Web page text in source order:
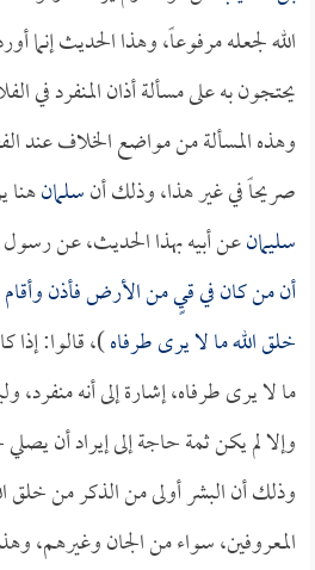
الله لجعله مرفوعاً، وهذا الحديث إنما
يحتجون به على مسألة أذان المنفرد في
وهذه المسألة من مواضع الخلاف عند
صريحاً في غير هذا، وذلك أنسلمانهنا
سليمانعن أبيه بهذا الحديث، عن
أن من كان في قيٍ من الأرض فأذن
خلق الله ما لا يرى طرفاه)، قالوا:
ما لا يرى طرفاه، إشارة إلى أنه
وإلا لم يكن ثمة حاجة إلى إيراد أن
وذلك أن البشر أولى من الذكر من خلق
المعروفين، سواء من الجان وغيرهم،